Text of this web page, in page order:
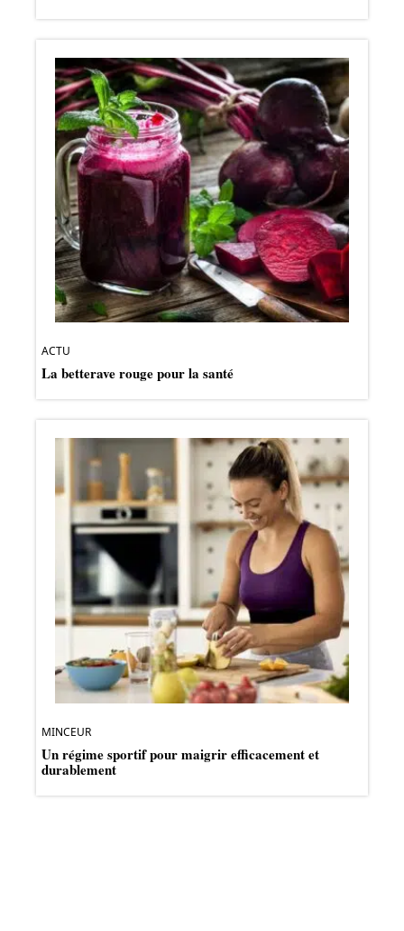
ACTU
La betterave rouge pour la santé
MINCEUR
Un régime sportif pour maigrir efficacement et
durablement